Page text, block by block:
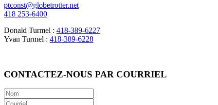
ptconst@globetrotter.net
418 253-6400
Donald Turmel : 418-389-6227
Yvan Turmel : 418-389-6228
CONTACTEZ-NOUS PAR COURRIEL